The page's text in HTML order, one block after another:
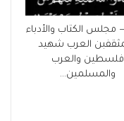
مجلس الكتاب والأدباء
العرب شهيد
فلسطين والعرب
والمسلمين…